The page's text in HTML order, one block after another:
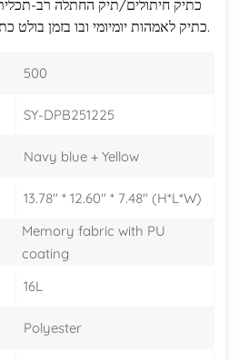
כתיק חיתולים/תיק החתלה רב-
כתיק לאמהות יומיומי ובו בזמן בולט כתיק חיתולים מעוצב ואופנתי.
500
SY-DPB251225
Navy blue + Yellow
13.78" * 12.60" * 7.48" (H*L*W)
Memory fabric with PU
coating
16L
Polyester